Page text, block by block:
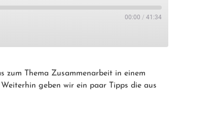
00:00 / 41:34
zum Thema Zusammenarbeit in einem
geben wir ein paar Tipps die aus